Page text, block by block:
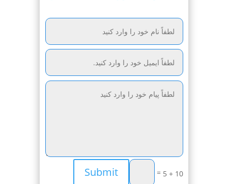
10 + 5
=
Submit